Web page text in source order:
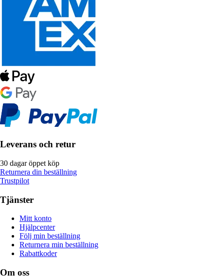
Leverans och retur
30 dagar öppet köp
Returnera din beställning
Trustpilot
Tjänster
Mitt konto
Hjälpcenter
Följ min beställning
Returnera min beställning
Rabattkoder
Om oss